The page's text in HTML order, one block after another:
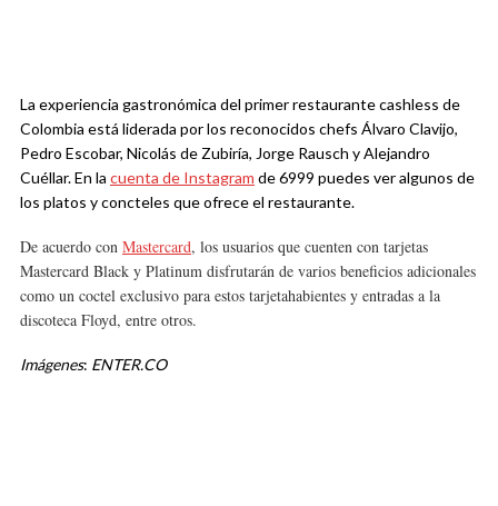
La experiencia gastronómica del primer restaurante cashless de
Colombia está liderada por los reconocidos chefs Álvaro Clavijo,
Pedro Escobar, Nicolás de Zubiría, Jorge Rausch y Alejandro
Cuéllar. En la cuenta de Instagram de 6999 puedes ver algunos de
los platos y concteles que ofrece el restaurante.
De acuerdo con Mastercard, los usuarios que cuenten con tarjetas
Mastercard Black y Platinum disfrutarán de varios beneficios adicionales
como un coctel exclusivo para estos tarjetahabientes y entradas a la
discoteca Floyd, entre otros.
Imágenes: ENTER.CO